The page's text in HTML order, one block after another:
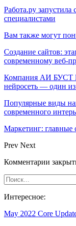
Работа.ру
специалистами
Вам также могут
Создание сайтов:
современному веб-
Компания АИ БУСТ
нейросеть — один
Популярные виды
современного
Маркетинг: главные
Prev Next
Комментарии
Интересное:
May 2022 Core